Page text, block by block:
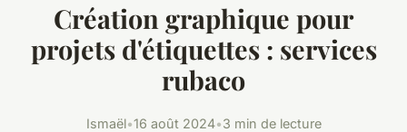
Création graphique pour
projets d'étiquettes : services
rubaco
Ismaël•16 août 2024•3 min de lecture